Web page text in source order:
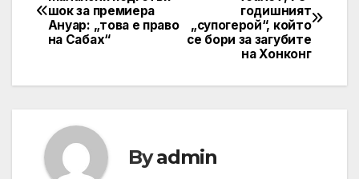
navigation
годишният
„супогерой“, който
се бори за загубите
на Хонконг
шок за премиера
Ануар: „това е право
на Сабах“
Byadmin